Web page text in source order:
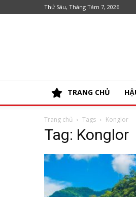
Thứ Sáu, Tháng Tám 7, 2026
TRANG CHỦ
Trang chủ Tags Konglor
Tag: Konglor